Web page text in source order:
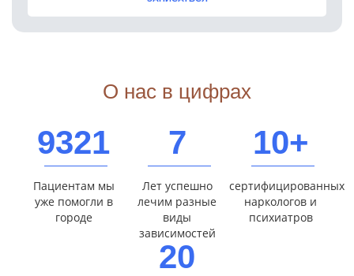
О нас в цифрах
9321
Пациентам мы
уже помогли в
городе
7
Лет успешно
лечим разные
виды
зависимостей
10+
сертифицированных
наркологов и
психиатров
20